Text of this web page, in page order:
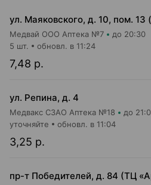
Медвай ООО Аптека №7 до 20:30
7,48 р.
5 шт. обновл. в 11:24
ул. Репина, д. 4
Медвакс СЗАО Аптека №18 до
3,25 р.
уточняйте обновл. в 11:04
пр-т Победителей, д. 84 (ТЦ